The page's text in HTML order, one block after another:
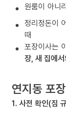
원룸이 아니
정리정돈이
때
포장이사는
장, 새 집에
연지동 포
1. 사전 확인(짐